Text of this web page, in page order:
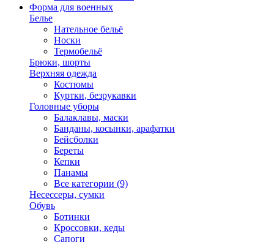
Форма для военных
Белье
Нательное бельё
Носки
Термобельё
Брюки, шорты
Верхняя одежда
Костюмы
Куртки, безрукавки
Головные уборы
Балаклавы, маски
Банданы, косынки, арафатки
Бейсболки
Береты
Кепки
Панамы
Все категории (9)
Несессеры, сумки
Обувь
Ботинки
Кроссовки, кеды
Сапоги